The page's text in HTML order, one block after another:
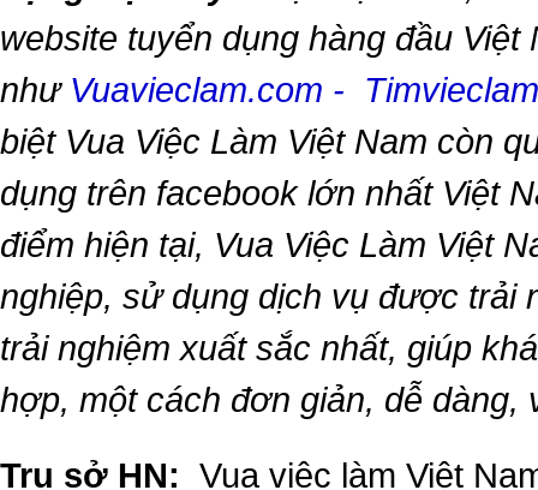
website tuyển dụng hàng đầu Việt
như Vuavieclam.com -
biệt Vua Việc Làm Việt Nam còn
dụng trên facebook lớn nhất Việt
điểm hiện tại, Vua Việc Làm Việt
nghiệp, sử dụng dịch vụ được trải
trải nghiệm xuất sắc nhất, giúp
hợp, một cách đơn giản, dễ dàng,
Trụ sở HN: Vua việc làm Việt